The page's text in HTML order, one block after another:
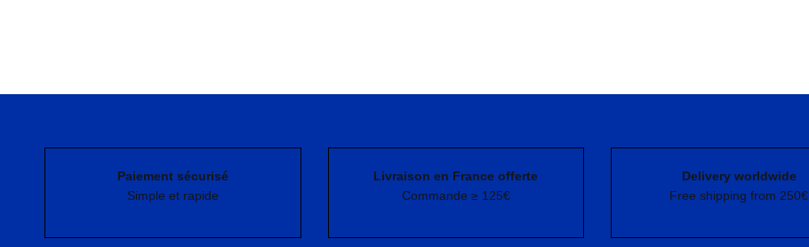
Paiement sécurisé
Simple et rapide
Livraison en France offerte
Commande ≥ 125€
Delivery worldwide
Free shipping from 250€